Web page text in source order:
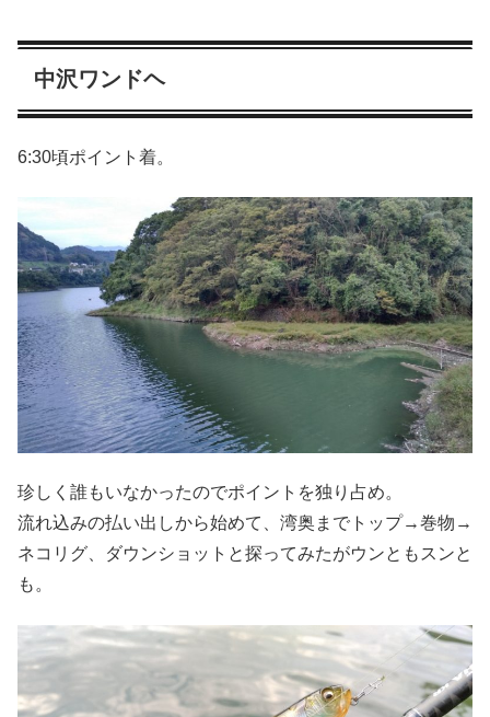
中沢ワンドヘ
6:30頃ポイント着。
珍しく誰もいなかったのでポイントを独り占め。
流れ込みの払い出しから始めて、湾奥までトップ→巻物→
ネコリグ、ダウンショットと探ってみたがウンともスンと
も。